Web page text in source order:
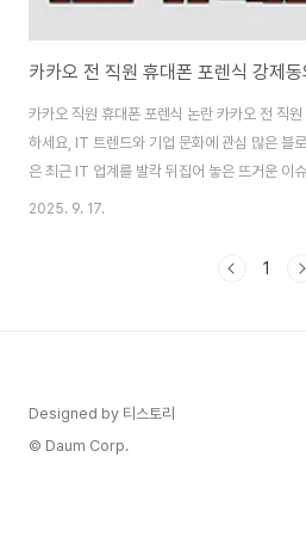
카카오 전 직원 휴대폰 포렌식 강제동
카카오 직원 휴대폰 포렌식 논란 카카오 전 직
하세요, IT 트렌드와 기업 문화에 관심 많은 블
은 최근 IT 업계를 발칵 뒤집어 놓은 뜨거운 이
의' 사태에 대해 깊이 파헤쳐보겠습니다. 2025
권리라는 근본적인 문제를 제기하고 있어요. 제
2025. 9. 17.
1
Designed by 티스토리
© Daum Corp.